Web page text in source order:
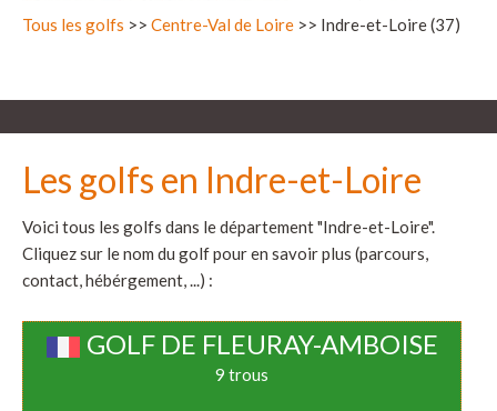
Tous les golfs >> Centre-Val de Loire >> Indre-et-Loire (37)
Les golfs en Indre-et-Loire
Voici tous les golfs dans le département "Indre-et-Loire".
Cliquez sur le nom du golf pour en savoir plus (parcours,
contact, hébérgement, ...) :
GOLF DE FLEURAY-AMBOISE
9 trous